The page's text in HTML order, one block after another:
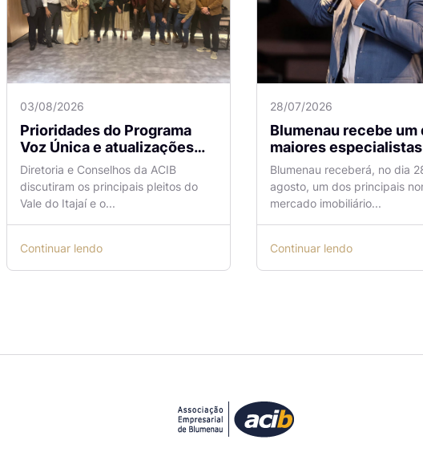
03/08/2026
Prioridades do Programa
Voz Única e atualizações
sobre o Aeroporto de
Navegantes são temas de
reunião na ACIB
Diretoria e Conselhos da ACIB
discutiram os principais pleitos do
Vale do Itajaí e o...
Continuar lendo
28/07/2026
Blumenau recebe um
maiores especialistas em
vendas do mercado
imobiliário
Blumenau receberá, no dia
agosto, um dos principais
mercado imobiliário...
Continuar lendo